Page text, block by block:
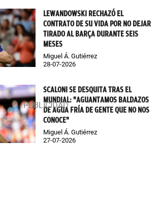
LEWANDOWSKI RECHAZÓ EL
CONTRATO DE SU VIDA POR NO DEJAR
TIRADO AL BARÇA DURANTE SEIS
MESES
Miguel Á. Gutiérrez
28-07-2026
SCALONI SE DESQUITA TRAS EL
MUNDIAL: "AGUANTAMOS BALDAZOS
DE AGUA FRÍA DE GENTE QUE NO NOS
CONOCE"
Miguel Á. Gutiérrez
27-07-2026